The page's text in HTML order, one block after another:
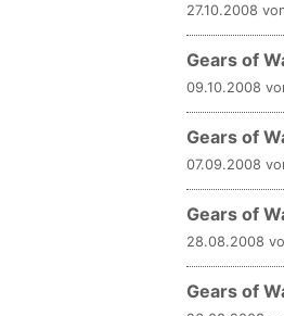
27.10.2008
Gears of
09.10.2008
Gears of
07.09.2008
Gears of
28.08.2008
Gears of